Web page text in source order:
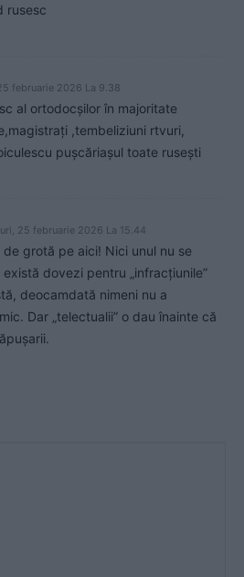
rusesc
februarie 2026 La 9.38
al ortodocșilor în majoritate
,tembeliziuni rtvuri,
pușcăriașul toate rusești
25 februarie 2026 La 15.44
de grotă pe aici! Nici unul nu se
dovezi pentru „infracțiunile”
deocamdată nimeni nu a
Dar „telectualii” o dau înainte că